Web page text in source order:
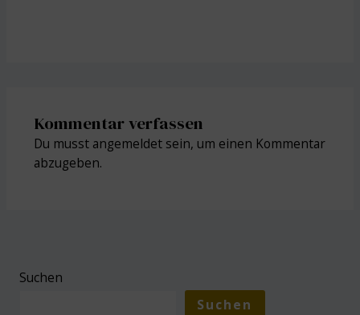
Kommentar verfassen
Du musst angemeldetsein, um einen Kommentar
abzugeben.
Suchen
Suchen